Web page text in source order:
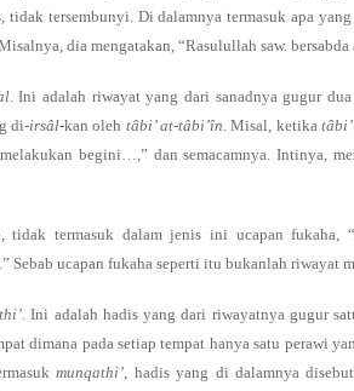
tidak tersembunyi. Di dalamnya termasuk apa
dia mengatakan, “Rasulullah saw.
. Ini adalah riwayat yang dari sanadnya gugur
di-irsâl-kan oleh tâbi’ at-tâbi’în. Misal, ketika
begini…,” dan semacamnya. Intinya,
tidak termasuk dalam jenis ini ucapan fukaha,
Sebab ucapan fukaha seperti itu bukanlah riwayat
. Ini adalah hadis yang dari riwayatnya gugur
dimana pada setiap tempat hanya satu perawi
munqathi’, hadis yang di dalamnya